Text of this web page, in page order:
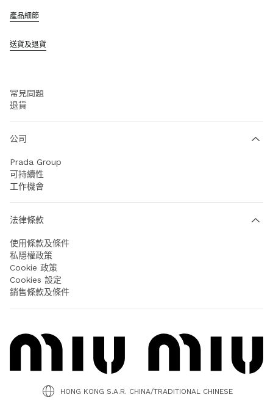
產品細節
送貨及退貨
網站地圖
支援
常見問題
退貨
公司
Prada Group
可持續性
工作機會
法律條款
使用條款及條件
私隱權政策
Cookie 政策
Cookies 設定
銷售條款及條件
HONG KONG S.A.R. CHINA/TRADITIONAL CHINESE